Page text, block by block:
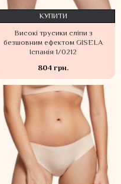
Високі трусики сліпи з
безшовним ефектом GISELA
Іспанія 1/0212
804 грн.
КУПИТИ